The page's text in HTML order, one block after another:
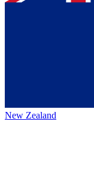
New Zealand